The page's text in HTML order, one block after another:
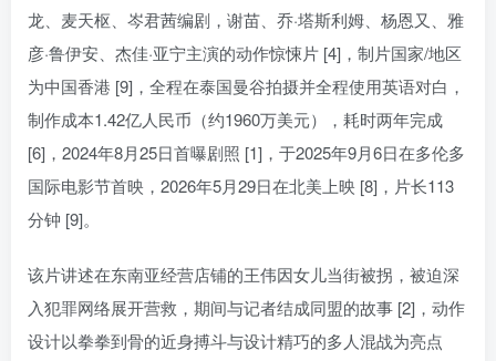
龙、麦天枢、岑君茜编剧，谢苗、乔·塔斯利姆、杨恩又、雅
彦·鲁伊安、杰佳·亚宁主演的动作惊悚片 [4]，制片国家/地区
为中国香港 [9]，全程在泰国曼谷拍摄并全程使用英语对白，
制作成本1.42亿人民币（约1960万美元），耗时两年完成
[6]，2024年8月25日首曝剧照 [1]，于2025年9月6日在多伦多
国际电影节首映，2026年5月29日在北美上映 [8]，片长113
分钟 [9]。
该片讲述在东南亚经营店铺的王伟因女儿当街被拐，被迫深
入犯罪网络展开营救，期间与记者结成同盟的故事 [2]，动作
设计以拳拳到骨的近身搏斗与设计精巧的多人混战为亮点